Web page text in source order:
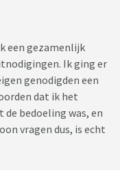
een gezamenlijk
Ik ging er
genodigden een
dat ik het
bedoeling was, en
vragen dus, is echt